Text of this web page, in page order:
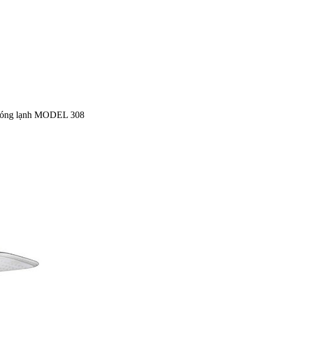
lạnh MODEL 308